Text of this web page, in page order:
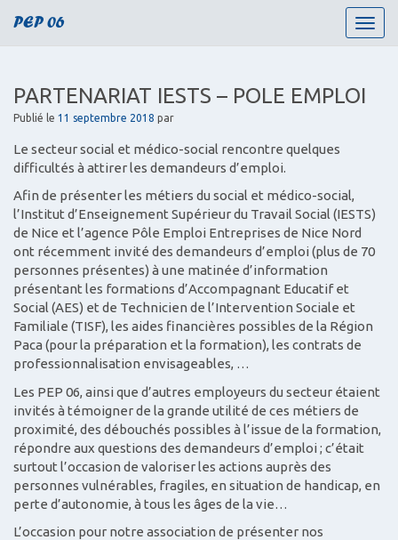
T
o
g
t
PEP 06
PARTENARIAT IESTS – POLE EMPLOI
Publié le 11 septembre 2018 par
Le secteur social et médico-social rencontre quelques
difficultés à attirer les demandeurs d’emploi.
Afin de présenter les métiers du social et médico-social,
l’Institut d’Enseignement Supérieur du Travail Social (IESTS)
de Nice et l’agence Pôle Emploi Entreprises de Nice Nord
ont récemment invité des demandeurs d’emploi (plus de 70
personnes présentes) à une matinée d’information
présentant les formations d’Accompagnant Educatif et
Social (AES) et de Technicien de l’Intervention Sociale et
Familiale (TISF), les aides financières possibles de la Région
Paca (pour la préparation et la formation), les contrats de
professionnalisation envisageables, …
Les PEP 06, ainsi que d’autres employeurs du secteur étaient
invités à témoigner de la grande utilité de ces métiers de
proximité, des débouchés possibles à l’issue de la formation,
répondre aux questions des demandeurs d’emploi ; c’était
surtout l’occasion de valoriser les actions auprès des
personnes vulnérables, fragiles, en situation de handicap, en
perte d’autonomie, à tous les âges de la vie…
L’occasion pour notre association de présenter nos